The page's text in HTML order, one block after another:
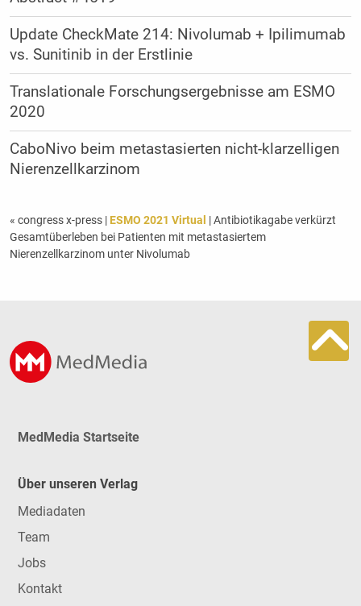
Update CheckMate 214: Nivolumab + Ipilimumab
vs. Sunitinib in der Erstlinie
Translationale Forschungsergebnisse am ESMO
2020
CaboNivo beim metastasierten nicht-klarzelligen
Nierenzellkarzinom
« congress x-press | ESMO 2021 Virtual | Antibiotikagabe verkürzt
Gesamtüberleben bei Patienten mit metastasiertem
Nierenzellkarzinom unter Nivolumab
MedMedia Startseite
Über unseren Verlag
Mediadaten
Team
Jobs
Kontakt